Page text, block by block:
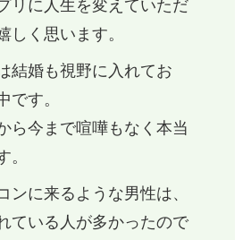
リに人生を変えていただ
しく思います。
結婚も視野に入れてお
です。
ら今まで喧嘩もなく本当
。
ンに来るような男性は、
ている人が多かったので